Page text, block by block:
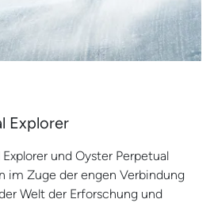
Explorer
und Oyster Perpetual
im Zuge der engen Verbindung
Welt der Erforschung und